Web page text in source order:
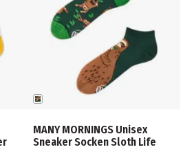
MANY MORNINGS Unisex
Sneaker Socken Sloth Life